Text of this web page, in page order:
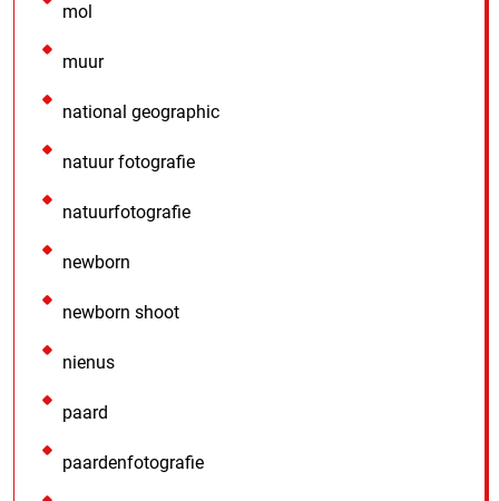
mol
muur
national geographic
natuur fotografie
natuurfotografie
newborn
newborn shoot
nienus
paard
paardenfotografie